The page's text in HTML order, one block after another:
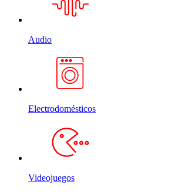
Audio
Electrodomésticos
Videojuegos